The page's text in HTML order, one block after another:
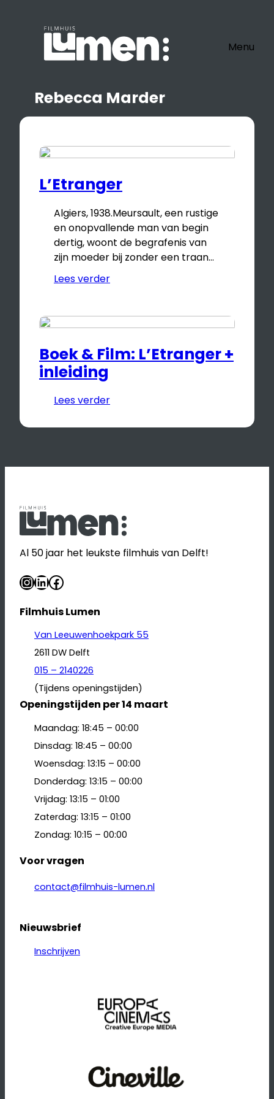
Menu
Rebecca Marder
L’Etranger
Algiers, 1938.Meursault, een rustige
en onopvallende man van begin
dertig, woont de begrafenis van
zijn moeder bij zonder een traan…
Lees verder
Boek & Film: L’Etranger +
inleiding
Lees verder
Al 50 jaar het leukste filmhuis van Delft!
InstagramLinkedIn Facebook
Filmhuis Lumen
Van Leeuwenhoekpark 55
2611 DW Delft
015 – 2140226
(Tijdens openingstijden)
Openingstijden per 14 maart
Maandag: 18:45 – 00:00
Dinsdag: 18:45 – 00:00
Woensdag: 13:15 – 00:00
Donderdag: 13:15 – 00:00
Vrijdag: 13:15 – 01:00
Zaterdag: 13:15 – 01:00
Zondag: 10:15 – 00:00
Voor vragen
contact@filmhuis-lumen.nl
Nieuwsbrief
Inschrijven